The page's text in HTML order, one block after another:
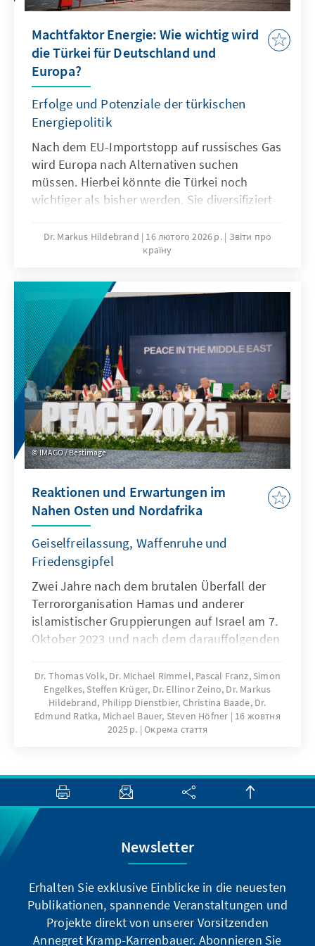
Machtfaktor Energie: Wie wichtig wird
die Türkei für Deutschland und
Europa?
Erfolge und Potenziale der türkischen
Energiepolitik
Nach dem EU-Importstopp auf russisches Gas
wird Europa nach Alternativen suchen
müssen. Hierbei könnte die Türkei noch
wichtiger als bisher werden. Sie diversifiziert
Energielieferanten und sucht nach
Energiereserven im eigenen Land. Damit
Und schon jetzt ist die Türkei ein wichtiges
Energietransitland. Sie wird voraussichtlich
trotz ihrer zumindest mittelfristig
bestehenden Abhängigkeiten, vor allem von
Russland, ein zunehmend attraktiver
Energiepartner und zukünftig möglicherweise
auch Energiehändler für Deutschland und
Europa. Vor allem eine Zusammenarbeit im
Bereich der erneuerbaren Energien birgt
Potential für beide Seiten. Die
Weltklimakonferenz (COP 31) im November in
können, wie energie- mit klimapolitischen
Zielen abgestimmt werden.
Dr. Markus Hildebrand 16 лютого 2026 р.
Звіти про
країну
IMAGO / Bestimage
Reaktionen und Erwartungen im
Nahen Osten und Nordafrika
Geiselfreilassung, Waffenruhe und
Friedensgipfel
Zwei Jahre nach dem brutalen Überfall der
Terrororganisation Hamas und anderer
islamistischer Gruppierungen auf Israel am 7.
Oktober 2023 und nach dem darauffolgenden
Waffenruhe in Kraft. Dies gelang vor allem auf
Basis von Trumps 20-Punkte-Plan und wurde
von Verhandlungen und einem Abkommen
zwischen den USA, Katar, Ägypten und der
wichtigen Fortschritt in der
krisengeschüttelten Region: die Freilassung
der lebenden israelischen Geiseln und die
Erwartungen sind an den Friedensgipfel in
Sharm el-Sheikh geknüpft und welche
Forderungen werden an die EU und
insbesondere Deutschland gestellt, vor allem
im Hinblick auf die Zukunft des
Gazastreifens? Dazu geben die Leiterinnen
Dr. Thomas Volk, Dr. Michael Rimmel, Pascal Franz, Simon
Engelkes, Steffen Krüger, Dr. Ellinor Zeino, Dr. Markus
Hildebrand, Philipp Dienstbier, Christina Baade, Dr.
Edmund Ratka, Michael Bauer, Steven Höfner
16 жовтня
2025 р. Окрема стаття
Newsletter
Erhalten Sie exklusive Einblicke in die neuesten
Publikationen, spannende Veranstaltungen und
Projekte direkt von unserer Vorsitzenden
Annegret Kramp-Karrenbauer. Abonnieren Sie